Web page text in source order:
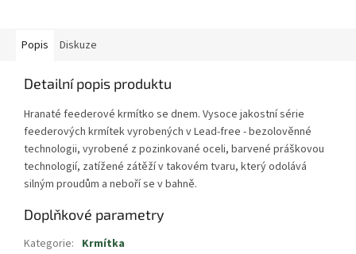
Popis Diskuze
Detailní popis produktu
Hranaté feederové krmítko se dnem. Vysoce jakostní série
feederových krmítek vyrobených v Lead-free - bezolověnné
technologii, vyrobené z pozinkované oceli, barvené práškovou
technologií, zatížené zátěží v takovém tvaru, který odolává
silným proudům a neboří se v bahně.
Doplňkové parametry
Kategorie: Krmítka